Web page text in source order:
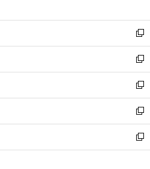
開
く
ウ
で
開
く
ン
ド
ウ
で
開
く
ウ
ィ
ン
ド
ウ
で
開
く
新
し
い
ウ
ィ
ン
ド
ウ
で
開
新
し
い
ウ
ィ
ン
ド
ウ
新
し
い
ウ
ィ
ン
新
し
い
ウ
新
し